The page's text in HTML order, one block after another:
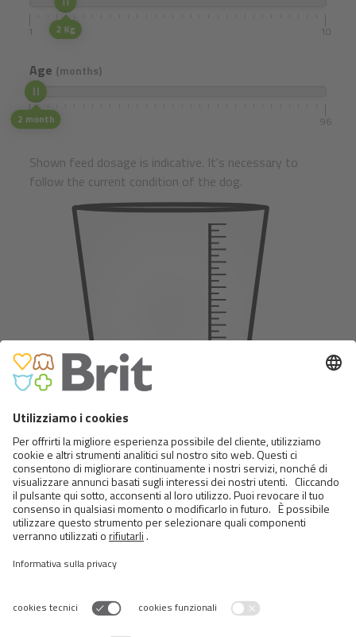
2 Kg
1 10
Age (months)
2 month
1 96
Shown feed dosage is indicative. It's necessary to
follow the current condition of the dog.
45
Dose giornaliera